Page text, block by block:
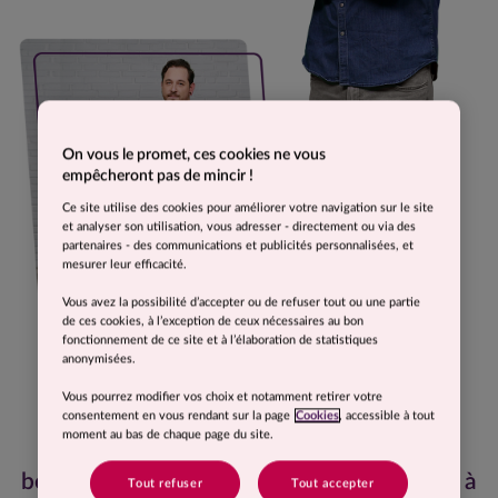
beaucoup plus à l'aise. Maintenant, j'arrive à
On vous le promet, ces cookies ne vous
empêcheront pas de mincir !
Ce site utilise des cookies pour améliorer votre navigation sur le site
et analyser son utilisation, vous adresser - directement ou via des
partenaires - des communications et publicités personnalisées, et
mesurer leur efficacité.
Vous avez la possibilité d’accepter ou de refuser tout ou une partie
de ces cookies, à l’exception de ceux nécessaires au bon
fonctionnement de ce site et à l’élaboration de statistiques
anonymisées.
Vous pourrez modifier vos choix et notamment retirer votre
consentement en vous rendant sur la page Cookies, accessible à tout
moment au bas de chaque page du site.
Tout refuser Tout accepter